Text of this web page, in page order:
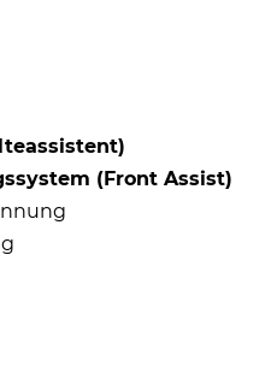
(Front Assist)